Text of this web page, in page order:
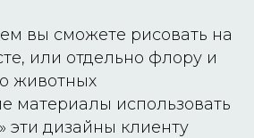
вы сможете рисовать на
или отдельно флору и
животных
материалы использовать
эти дизайны клиенту